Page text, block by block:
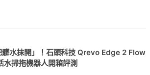
髒水抹開」！石頭科技 Qrevo Edge 2 Flow
水掃拖機器人開箱評測